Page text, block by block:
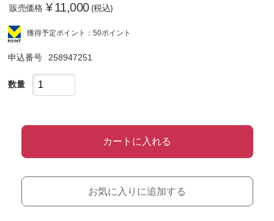
販売価格 ¥11,000 (税込)
獲得予定ポイント：50ポイント
申込番号 258947251
数量
カートに入れる
お気に入りに追加する